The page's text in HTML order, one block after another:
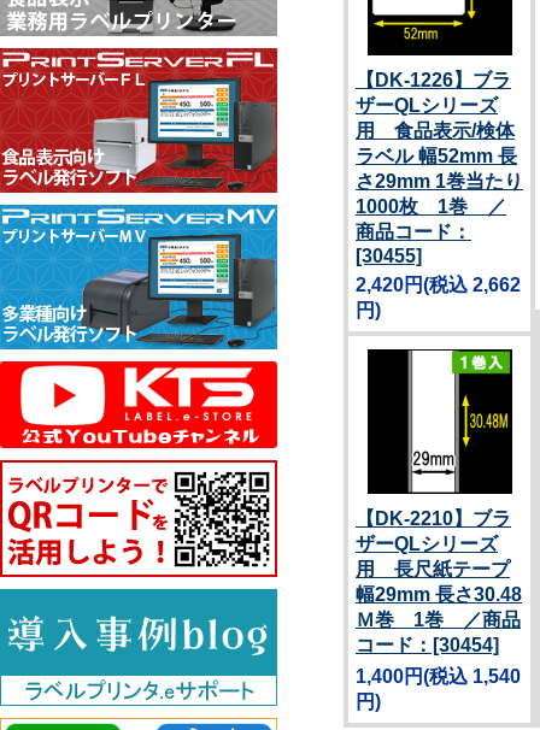
【DK-1226】ブラ
ザーQLシリーズ
用 食品表示/検体
ラベル 幅52mm 長
さ29mm 1巻当たり
1000枚 1巻 ／
商品コード：
[30455]
2,420円(税込 2,662
円)
【DK-2210】ブラ
ザーQLシリーズ
用 長尺紙テープ
幅29mm 長さ30.48
Ｍ巻 1巻 ／商品
コード：[30454]
1,400円(税込 1,540
円)